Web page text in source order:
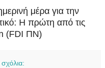
μέρα για την
Η πρώτη από τις
(FDI ΠΝ)